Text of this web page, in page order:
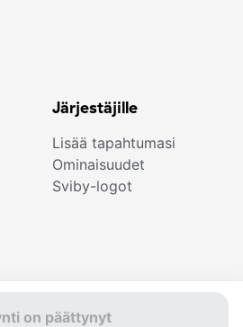
on päättynyt
Järjestäjille
Lisää tapahtumasi
Ominaisuudet
Sviby-logot